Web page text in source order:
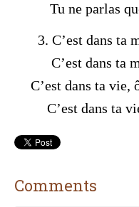
Tu ne parlas
3. C’est dans ta
C’est dans ta
C’est dans ta vie,
C’est dans ta
Comments